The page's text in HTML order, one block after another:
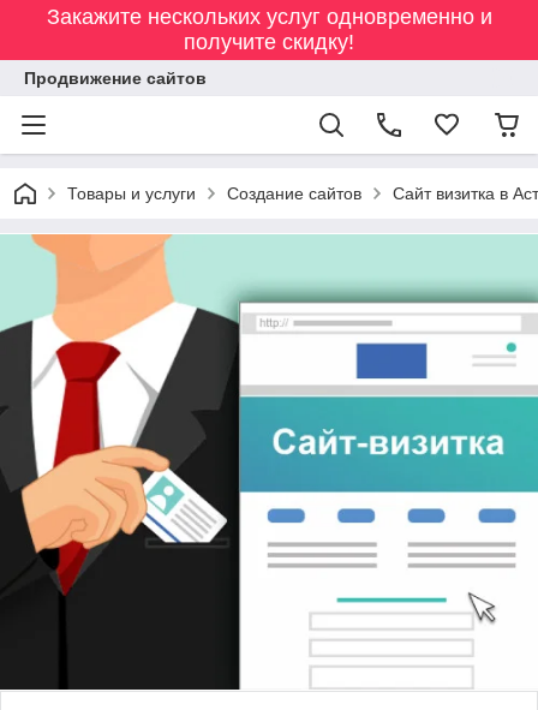
Закажите нескольких услуг одновременно и
получите скидку!
Продвижение сайтов
Товары и услуги Создание сайтов Сайт визитка в